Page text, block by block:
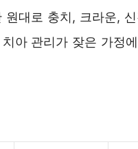
대로 충치, 크라운,
아 관리가 잦은 가정